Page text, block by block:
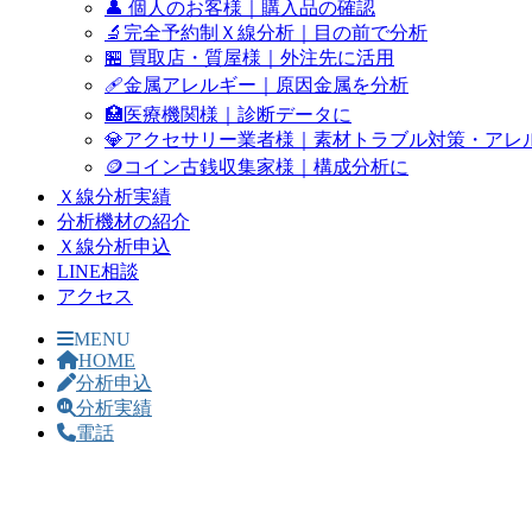
👤 個人のお客様｜購入品の確認
🔬完全予約制Ｘ線分析｜目の前で分析
🏪 買取店・質屋様｜外注先に活用
🩹金属アレルギー｜原因金属を分析
🏥医療機関様｜診断データに
💎アクセサリー業者様｜素材トラブル対策・アレ
🪙コイン古銭収集家様｜構成分析に
Ｘ線分析実績
分析機材の紹介
Ｘ線分析申込
LINE相談
アクセス
MENU
HOME
分析申込
分析実績
電話